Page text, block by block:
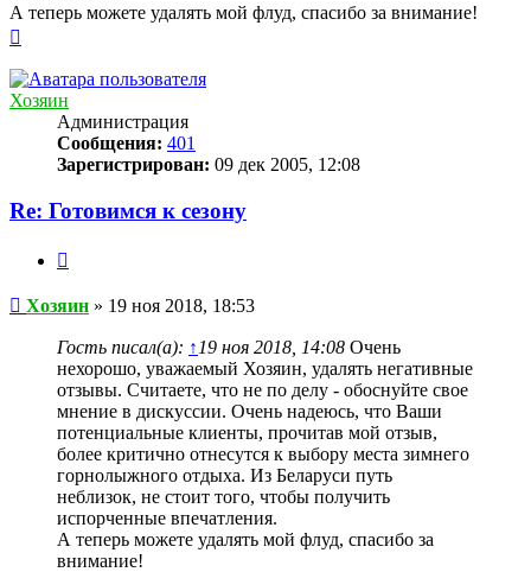
А теперь можете удалять мой флуд, спасибо за внимание!
началу
Хозяин
Администрация
Сообщения: 401
Зарегистрирован: 09 дек 2005, 12:08
Re: Готовимся к сезону
Сообщение
Хозяин » 19 ноя 2018, 18:53
Гость писал(а): ↑ 19 ноя 2018, 14:08 Очень
нехорошо, уважаемый Хозяин, удалять негативные
отзывы. Считаете, что не по делу - обоснуйте свое
мнение в дискуссии. Очень надеюсь, что Ваши
потенциальные клиенты, прочитав мой отзыв,
более критично отнесутся к выбору места зимнего
горнолыжного отдыха. Из Беларуси путь
неблизок, не стоит того, чтобы получить
испорченные впечатления.
А теперь можете удалять мой флуд, спасибо за
внимание!